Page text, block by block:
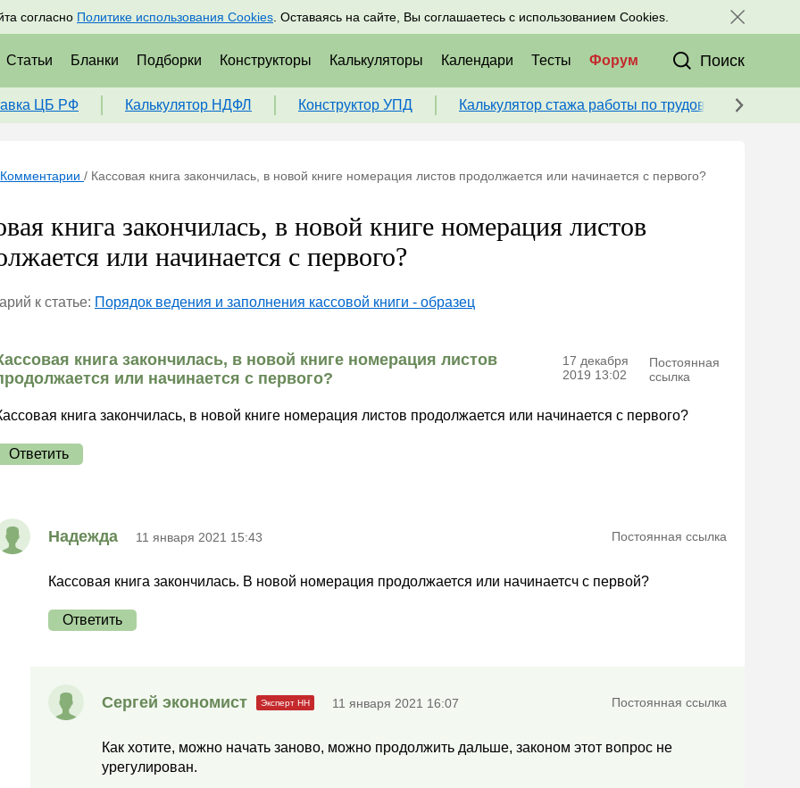
согласно Политике использования Cookies . Оставаясь на сайте, Вы соглашаетесь с использованием Cookies.
Подписаться Присоединяйтесь к нам в соц. сетях:
Статьи Бланки Подборки Конструкторы Калькуляторы Календари Тесты Форум Поиск
ЦБ РФ Калькулятор НДФЛ Конструктор УПД Калькулятор стажа работы по трудовой книжке
Комментарии / Кассовая книга закончилась, в новой книге номерация листов продолжается или начинается с первого?
книга закончилась, в новой книге номерация листов
или начинается с первого?
к статье: Порядок ведения и заполнения кассовой книги - образец
книга закончилась, в новой книге номерация листов
или начинается с первого?
17 декабря
2019 13:02
Постоянная
ссылка
книга закончилась, в новой книге номерация листов продолжается или начинается с первого?
Ответить
Надежда 11 января 2021 15:43 Постоянная ссылка
Кассовая книга закончилась. В новой номерация продолжается или начинаетсч с первой?
Ответить
Сергей экономист 11 января 2021 16:07 Постоянная ссылка
Как хотите, можно начать заново, можно продолжить дальше, законом этот вопрос не
урегулирован.